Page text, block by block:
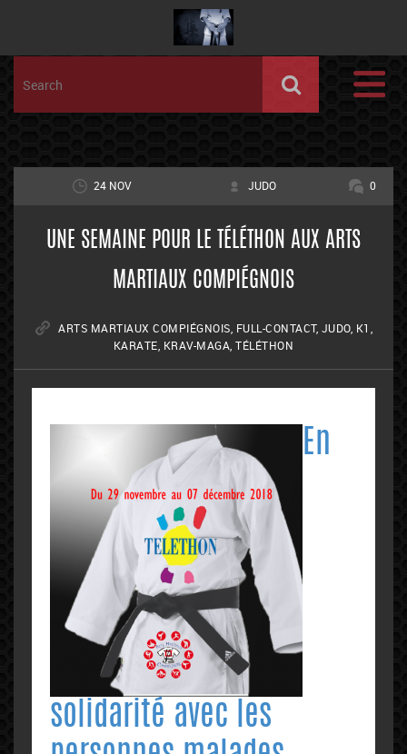
24 NOV JUDO 0
UNE SEMAINE POUR LE TÉLÉTHON AUX ARTS
MARTIAUX COMPIÉGNOIS
ARTS MARTIAUX COMPIÉGNOIS FULL-CONTACT, JUDO, K1
KARATE KRAV-MAGA ,TÉLÉTHON
En
solidarité avec les